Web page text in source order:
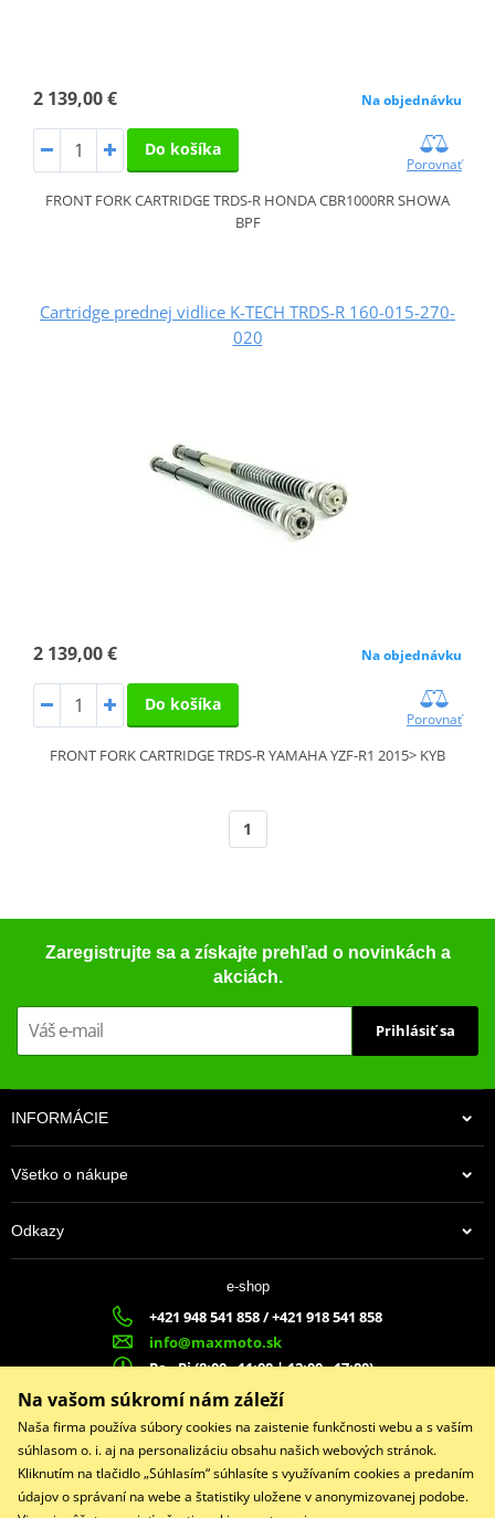
2 139,00 € Na objednávku
Do košíka
Porovnať
FRONT FORK CARTRIDGE TRDS-R HONDA CBR1000RR SHOWA
BPF
Cartridge prednej vidlice K-TECH TRDS-R 160-015-270-
020
2 139,00 € Na objednávku
Do košíka
Porovnať
FRONT FORK CARTRIDGE TRDS-R YAMAHA YZF-R1 2015> KYB
1
Zaregistrujte sa a získajte prehľad o novinkách a
akciách.
Prihlásiť sa
INFORMÁCIE
Všetko o nákupe
Odkazy
e-shop
+421 948 541 858 / +421 918 541 858
info@maxmoto.sk
Po - Pi (8:00 - 11:00 | 12:00 - 17:00)
MAX
MOTO s.r.o.
Slovenských dobrovoľníkov 1439
022 01 Čadca
Na vašom súkromí nám záleží
Naša firma používa súbory cookies na zaistenie funkčnosti webu a s vaším
súhlasom o. i. aj na personalizáciu obsahu našich webových stránok.
Kliknutím na tlačidlo „Súhlasím“ súhlasíte s využívaním cookies a predaním
údajov o správaní na webe a štatistiky uložene v anonymizovanej podobe.